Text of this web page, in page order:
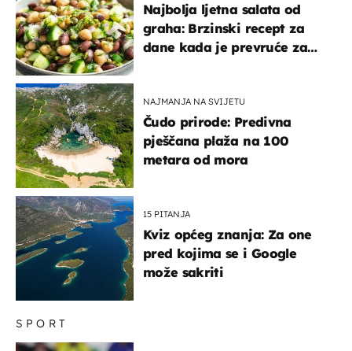
SPORT
Najbolja ljetna salata od
graha: Brzinski recept za
dane kada je prevruće za
NAJMANJA NA SVIJETU
Čudo prirode: Predivna
pješčana plaža na 100
metara od mora
15 PITANJA
Kviz općeg znanja: Za one
pred kojima se i Google
može sakriti